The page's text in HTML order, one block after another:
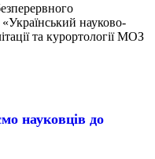
науково-
та курортології МОЗ
науковців до